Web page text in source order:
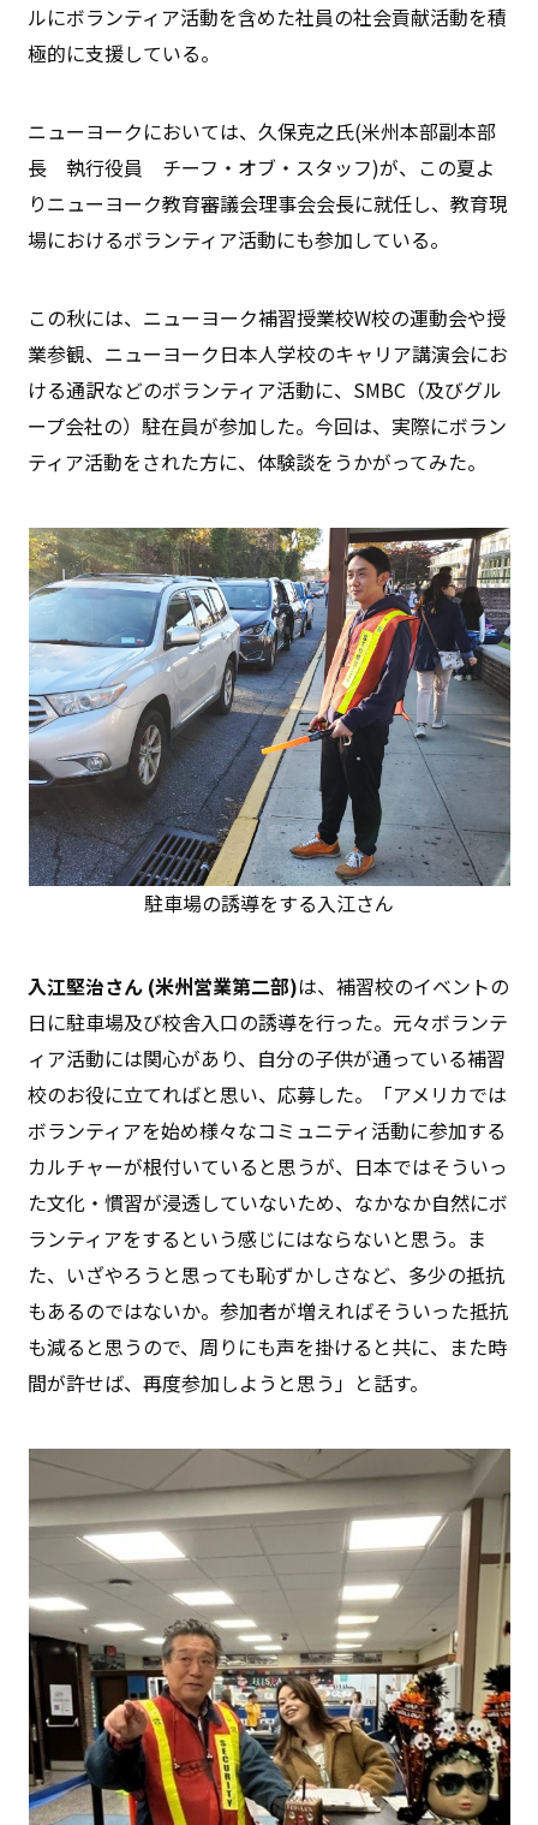
ルにボランティア活動を含めた社員の社会貢献活動を積
極的に支援している。
ニューヨークにおいては、久保克之氏(米州本部副本部
長 執行役員 チーフ・オブ・スタッフ)が、この夏よ
りニューヨーク教育審議会理事会会長に就任し、教育現
場におけるボランティア活動にも参加している。
この秋には、ニューヨーク補習授業校W校の運動会や授
業参観、ニューヨーク日本人学校のキャリア講演会にお
ける通訳などのボランティア活動に、SMBC（及びグル
ープ会社の）駐在員が参加した。今回は、実際にボラン
ティア活動をされた方に、体験談をうかがってみた。
駐車場の誘導をする入江さん
入江堅治さん (米州営業第二部)は、補習校のイベントの
日に駐車場及び校舎入口の誘導を行った。元々ボランテ
ィア活動には関心があり、自分の子供が通っている補習
校のお役に立てればと思い、応募した。「アメリカでは
ボランティアを始め様々なコミュニティ活動に参加する
カルチャーが根付いていると思うが、日本ではそういっ
た文化・慣習が浸透していないため、なかなか自然にボ
ランティアをするという感じにはならないと思う。ま
た、いざやろうと思っても恥ずかしさなど、多少の抵抗
もあるのではないか。参加者が増えればそういった抵抗
も減ると思うので、周りにも声を掛けると共に、また時
間が許せば、再度参加しようと思う」と話す。